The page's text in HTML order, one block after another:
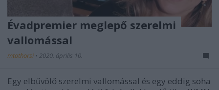
Évadpremier meglepő szerelmi
vallomással
mtothorsi • 2020. április 10.
Egy elbűvölő szerelmi vallomással és egy eddig soha